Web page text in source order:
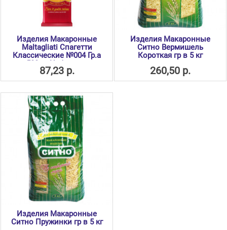
Изделия Макаронные
Maltagliati Спагетти
Классические №004 Гр.а
500 гр Инфолинк
87,23 р.
Изделия Макаронные
Ситно Вермишель
Короткая гр в 5 кг
260,50 р.
Изделия Макаронные
Ситно Пружинки гр в 5 кг